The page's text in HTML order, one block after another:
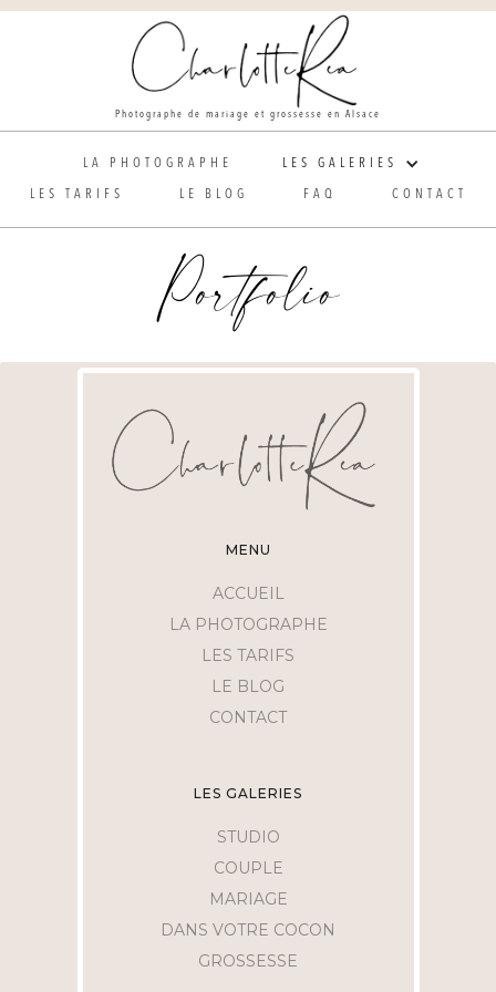
Photographe de mariage et grossesse en Alsace
LA PHOTOGRAPHE LES GALERIES
LES TARIFS LE BLOG FAQ CONTACT
Portfolio
MENU
ACCUEIL
LA PHOTOGRAPHE
LES TARIFS
LE BLOG
CONTACT
LES GALERIES
STUDIO
COUPLE
MARIAGE
DANS VOTRE COCON
GROSSESSE